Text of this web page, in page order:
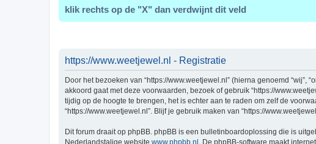
klik rechts op de "X" dan verdwijnt dit veld
https://www.weetjewel.nl - Registratie
Door het bezoeken van “https://www.weetjewel.nl” (hierna genoemd “wij”,
akkoord gaat met deze voorwaarden, bezoek of gebruik “https://
tijdig op de hoogte te brengen, het is echter aan te raden om zelf de
“https://www.weetjewel.nl”. Blijf je gebruik maken van “https://
Dit forum draait op phpBB. phpBB is een bulletinboardoplossing die is
Nederlandstalige website www.phpbb.nl . De phpBB-software maakt